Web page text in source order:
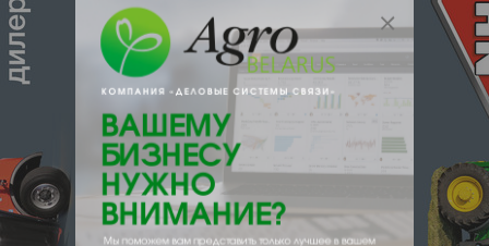
т.д.;
полимерные поверхности,
например, акриловые ванны, ламинат,
постформинг, линолеум и т.д.
Преимущества:
Средство чистящее универсальное
«ЭЛЬФ» имеет ряд преимуществ перед
другими средствами для чистки